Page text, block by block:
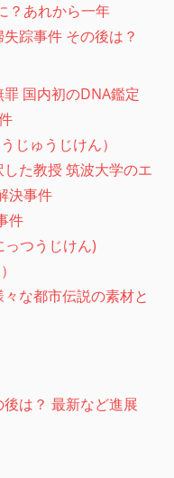
？あれから一年
踪事件 その後は？
国内初のDNA鑑定
じゅうじけん）
た教授 筑波大学のエ
決事件
件
つうじけん)
な都市伝説の素材と
は？ 最新など進展